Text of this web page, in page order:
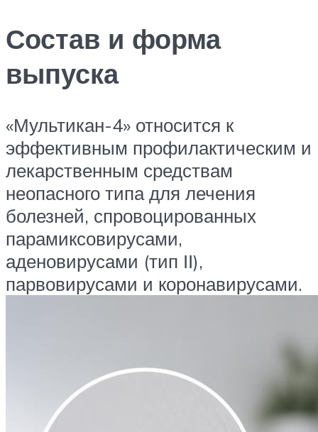
Состав и форма
выпуска
«Мультикан-4» относится к
эффективным профилактическим и
лекарственным средствам
неопасного типа для лечения
болезней, спровоцированных
парамиксовирусами,
аденовирусами (тип ІІ),
парвовирусами и коронавирусами.